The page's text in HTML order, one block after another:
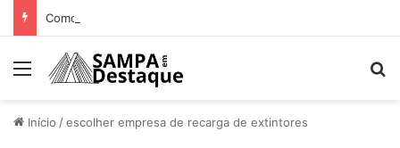
Menu
Início /escolher empresa de recarga de extintores